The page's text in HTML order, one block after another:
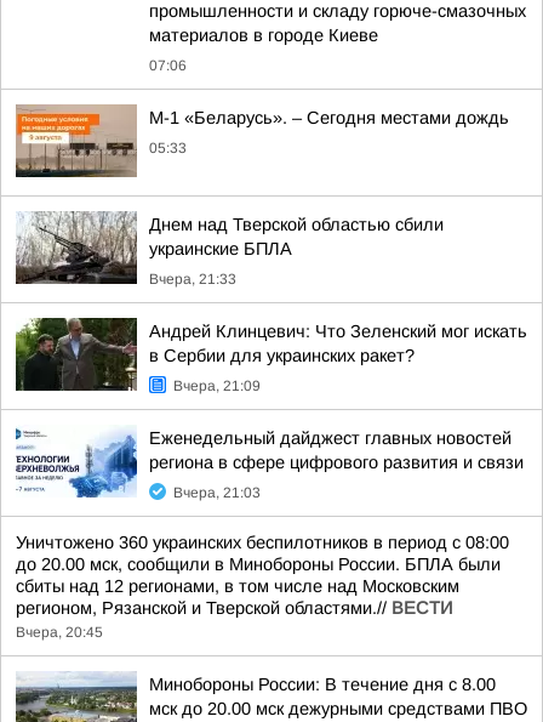
промышленности и складу горюче-смазочных
материалов в городе Киеве
07:06
М-1 «Беларусь». – Сегодня местами дождь
05:33
Днем над Тверской областью сбили
украинские БПЛА
Вчера, 21:33
Андрей Клинцевич: Что Зеленский мог искать
в Сербии для украинских ракет?
Вчера, 21:09
Еженедельный дайджест главных новостей
региона в сфере цифрового развития и связи
Вчера, 21:03
Уничтожено 360 украинских беспилотников в период с 08:00
до 20.00 мск, сообщили в Минобороны России. БПЛА были
сбиты над 12 регионами, в том числе над Московским
регионом, Рязанской и Тверской областями.// ВЕСТИ
Вчера, 20:45
Минобороны России: В течение дня с 8.00
мск до 20.00 мск дежурными средствами ПВО